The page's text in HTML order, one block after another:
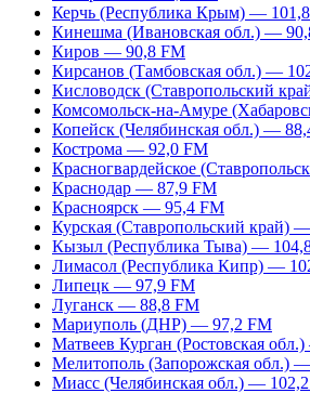
Керчь (Республика Крым) —
Кинешма (Ивановская обл.) —
Киров — 90,8 FM
Кирсанов (Тамбовская обл.) —
Кисловодск (Ставропольский
Комсомольск-на-Амуре
Копейск (Челябинская обл.) —
Кострома — 92,0 FM
Красногвардейское
Краснодар — 87,9 FM
Красноярск — 95,4 FM
Курская (Ставропольский край)
Кызыл (Республика Тыва) —
Лимасол (Республика Кипр) —
Липецк — 97,9 FM
Луганск — 88,8 FM
Мариуполь (ДНР) — 97,2 FM
Матвеев Курган (Ростовская
Мелитополь (Запорожская обл.)
Миасс (Челябинская обл.) —